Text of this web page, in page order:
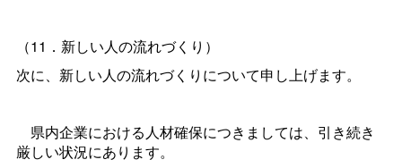
（11．新しい人の流れづくり）
次に、新しい人の流れづくりについて申し上げます。
県内企業における人材確保につきましては、引き続き
厳しい状況にあります。